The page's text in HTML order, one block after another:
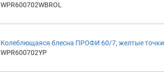
WPR600702WBROL
Колеблющаяся блесна ПРОФИ 60/7, желтые точки
WPR600702YP